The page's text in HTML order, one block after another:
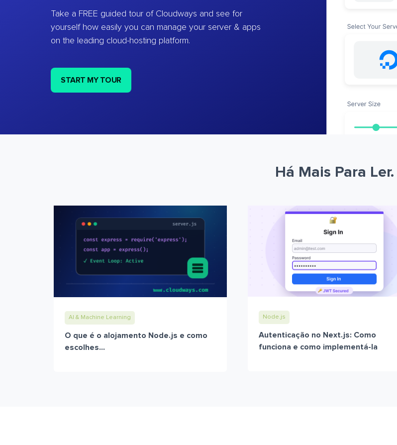
Take a FREE guided tour of Cloudways and see for
yourself how easily you can manage your server & apps
on the leading cloud-hosting platform.
START MY TOUR
Há Mais Para Ler.
AI & Machine Learning
O que é o alojamento Node.js e como
escolhes...
Node.js
Autenticação no Next.js: Como
funciona e como implementá-la